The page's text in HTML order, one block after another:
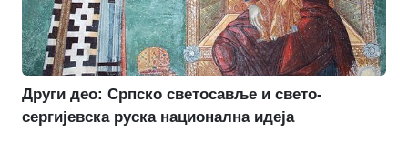
Други део: Српско светосавље и свето-
сергијевска руска национална идеја